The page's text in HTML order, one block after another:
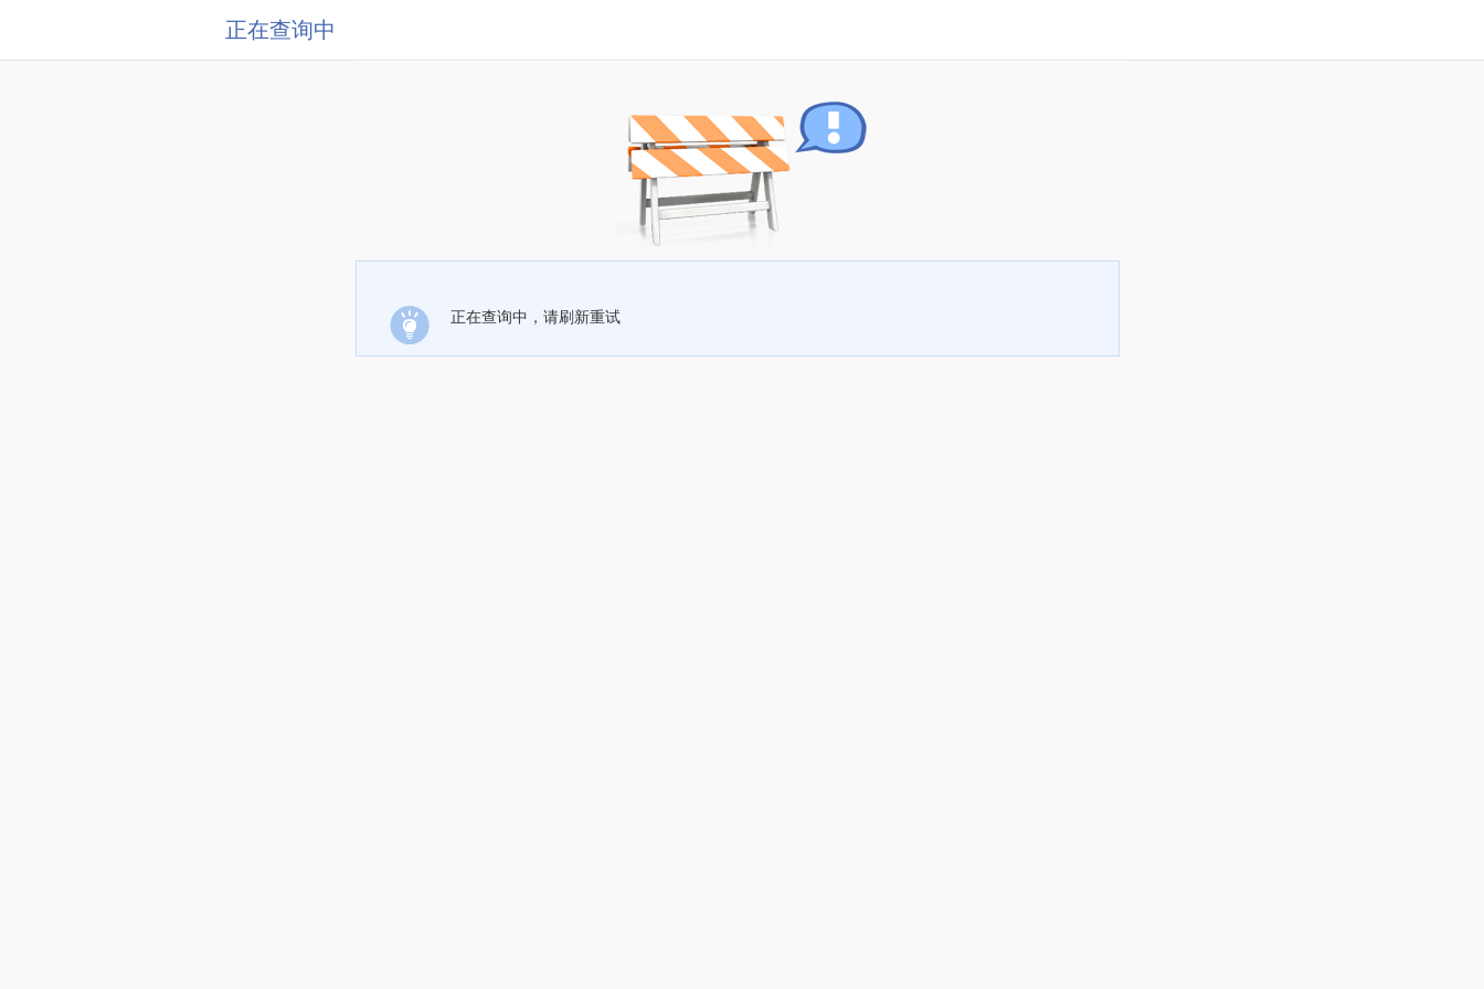
正在查询中
正在查询中，请刷新重试